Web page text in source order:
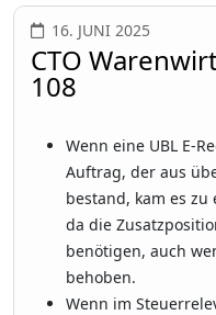
16. JUNI 2025
CTO
108
Wenn eine UBL E-
Auftrag, der aus
bestand, kam es
da die
benötigen, auch
behoben.
Wenn im